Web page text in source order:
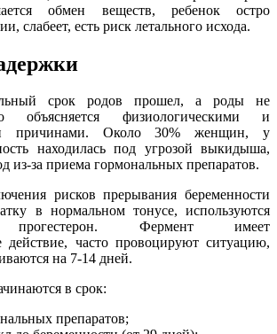
обмен веществ, ребенок остро
слабеет, есть риск летального исхода.
срок родов прошел, а роды не
объясняется физиологическими и
причинами. Около 30% женщин, у
находилась под угрозой выкидыша,
из-за приема гормональных препаратов.
рисков прерывания беременности
в нормальном тонусе, используются
прогестерон. Фермент имеет
действие, часто провоцируют ситуацию,
на 7-14 дней.
в срок:
препаратов;